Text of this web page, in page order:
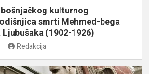
kulturnog
smrti Mehmed-bega
Ljubušaka (1902-1926)
Redakcija